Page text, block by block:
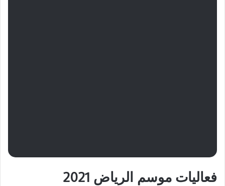
فعاليات موسم الرياض 2021